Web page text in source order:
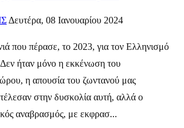
Δευτέρα, 08 Ιανουαρίου 2024
που πέρασε, το 2023, για τον Ελληνισμό
Δεν ήταν μόνο η εκκένωση του
η απουσία του ζωντανού μας
στην δυσκολία αυτή, αλλά ο
αναβρασμός, με εκφρασ...